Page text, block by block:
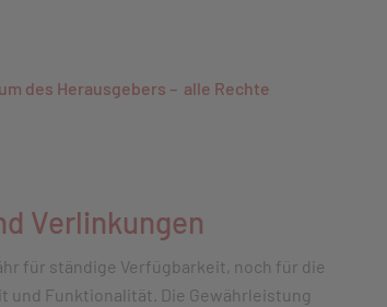
des Herausgebers – alle Rechte
Verlinkungen
für ständige Verfügbarkeit, noch für die
Funktionalität. Die Gewährleistung